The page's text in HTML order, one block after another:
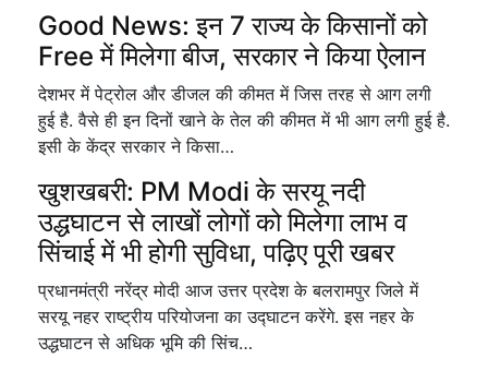
Good News: इन 7 राज्य के किसानों को
Free में मिलेगा बीज, सरकार ने किया ऐलान
देशभर में पेट्रोल और डीजल की कीमत में जिस तरह से आग लगी
हुई है. वैसे ही इन दिनों खाने के तेल की कीमत में भी आग लगी हुई है.
इसी के केंद्र सरकार ने किसा…
खुशखबरी: PM Modi के सरयू नदी
उद्धघाटन से लाखों लोगों को मिलेगा लाभ व
सिंचाई में भी होगी सुविधा, पढ़िए पूरी खबर
प्रधानमंत्री नरेंद्र मोदी आज उत्तर प्रदेश के बलरामपुर जिले में
सरयू नहर राष्ट्रीय परियोजना का उद्घाटन करेंगे. इस नहर के
उद्धघाटन से अधिक भूमि की सिंच…